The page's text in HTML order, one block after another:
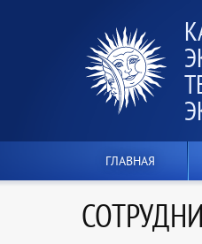
ГЛАВНАЯ